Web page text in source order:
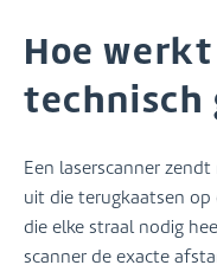
Hoe
technisch
Een laserscanner
uit die terugkaatsen
die elke straal nodig
scanner de exacte